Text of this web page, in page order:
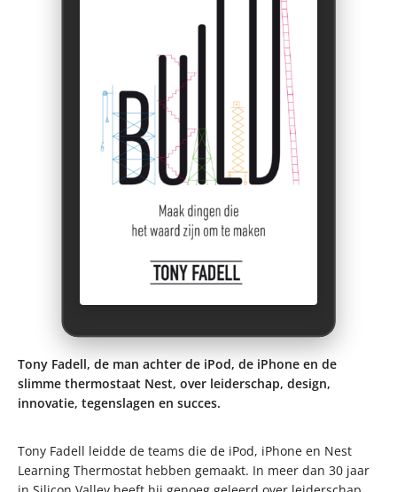
Tony Fadell, de man achter de iPod, de iPhone en de
slimme thermostaat Nest, over leiderschap, design,
innovatie, tegenslagen en succes.
Tony Fadell leidde de teams die de iPod, iPhone en Nest
Learning Thermostat hebben gemaakt. In meer dan 30 jaar